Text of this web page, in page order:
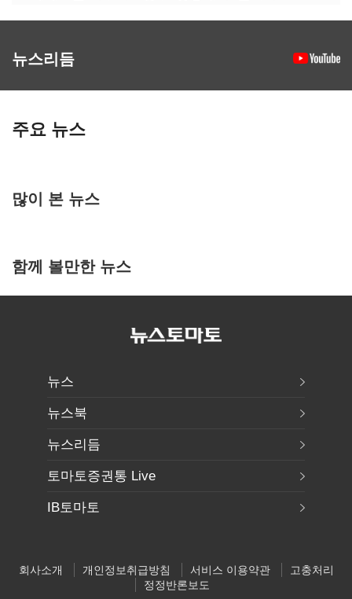
뉴스리듬
주요 뉴스
많이 본 뉴스
함께 볼만한 뉴스
뉴스
뉴스북
뉴스리듬
토마토증권통 Live
IB토마토
회사소개 개인정보취급방침 서비스 이용약관
고충처리
정정반론보도